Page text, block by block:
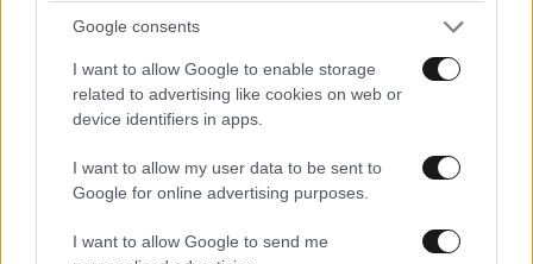
Google consents
I want to allow Google to enable storage
related to advertising like cookies on web or
device identifiers in apps.
I want to allow my user data to be sent to
Google for online advertising purposes.
I want to allow Google to send me